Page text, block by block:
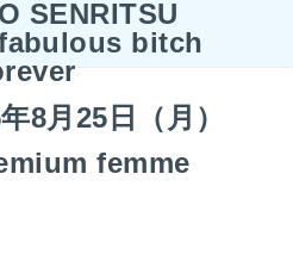
8月25日（月）
femme